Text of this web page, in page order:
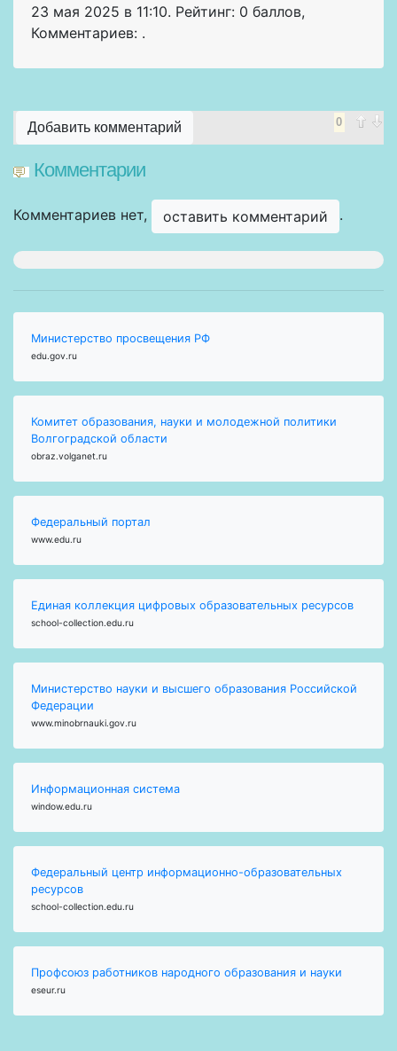
23 мая 2025 в 11:10. Рейтинг: 0 баллов,
Комментариев: .
0
Добавить комментарий
Комментарии
Комментариев нет, оставить комментарий .
Министерство просвещения РФ
edu.gov.ru
Комитет образования, науки и молодежной политики
Волгоградской области
obraz.volganet.ru
Федеральный портал
www.edu.ru
Единая коллекция цифровых образовательных ресурсов
school-collection.edu.ru
Министерство науки и высшего образования Российской
Федерации
www.minobrnauki.gov.ru
Информационная система
window.edu.ru
Федеральный центр информационно-образовательных
ресурсов
school-collection.edu.ru
Профсоюз работников народного образования и науки
eseur.ru